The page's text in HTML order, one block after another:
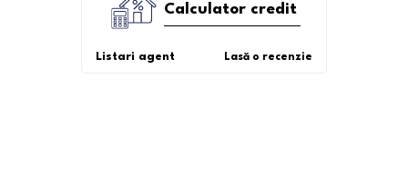
Calculator credit
Listari agent Lasă o recenzie